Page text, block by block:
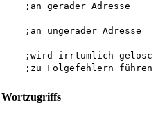
gerader Adresse
ungerader Adresse
;wird irrtümlich
Wortzugriffs